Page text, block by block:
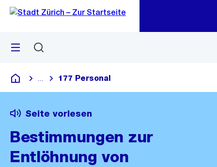
Navigation
Sprunglink
Menü
Deutsch
Blende alle Breadcrumbs ein
177 Personal
Seite vorlesen
Bestimmungen zur
Entlöhnung von